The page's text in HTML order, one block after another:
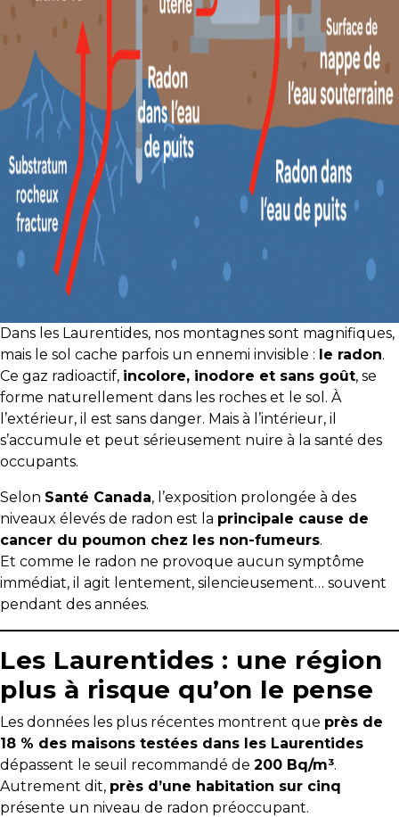
Des
outils
pour
le
financement
Devenir
propriétaire
UNE
EXCELLENTE
DÉCISION
Frais
de
démarrage
:
y
avez-
vous
Locataire
Pourquoi
faire
affaire
avec
un
courtier
immobilier
Prenez
le
temps
d’analyser
vos
Dans les Laurentides, nos montagnes sont magnifiques,
mais le sol cache parfois un ennemi invisible : le radon.
Ce gaz radioactif, incolore, inodore et sans goût, se
forme naturellement dans les roches et le sol. À
l’extérieur, il est sans danger. Mais à l’intérieur, il
s’accumule et peut sérieusement nuire à la santé des
occupants.
Selon Santé Canada, l’exposition prolongée à des
niveaux élevés de radon est la principale cause de
cancer du poumon chez les non-fumeurs.
Et comme le radon ne provoque aucun symptôme
immédiat, il agit lentement, silencieusement… souvent
pendant des années.
Les Laurentides : une région
plus à risque qu’on le pense
Les données les plus récentes montrent que près de
18 % des maisons testées dans les Laurentides
dépassent le seuil recommandé de 200 Bq/m³.
Autrement dit, près d’une habitation sur cinq
présente un niveau de radon préoccupant.